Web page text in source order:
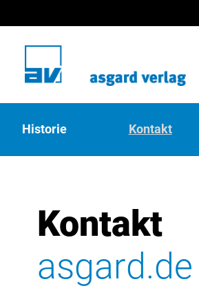
Historie Kontakt
Kontakt
asgard.de